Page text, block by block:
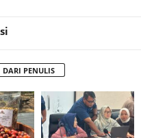
DARI PENULIS